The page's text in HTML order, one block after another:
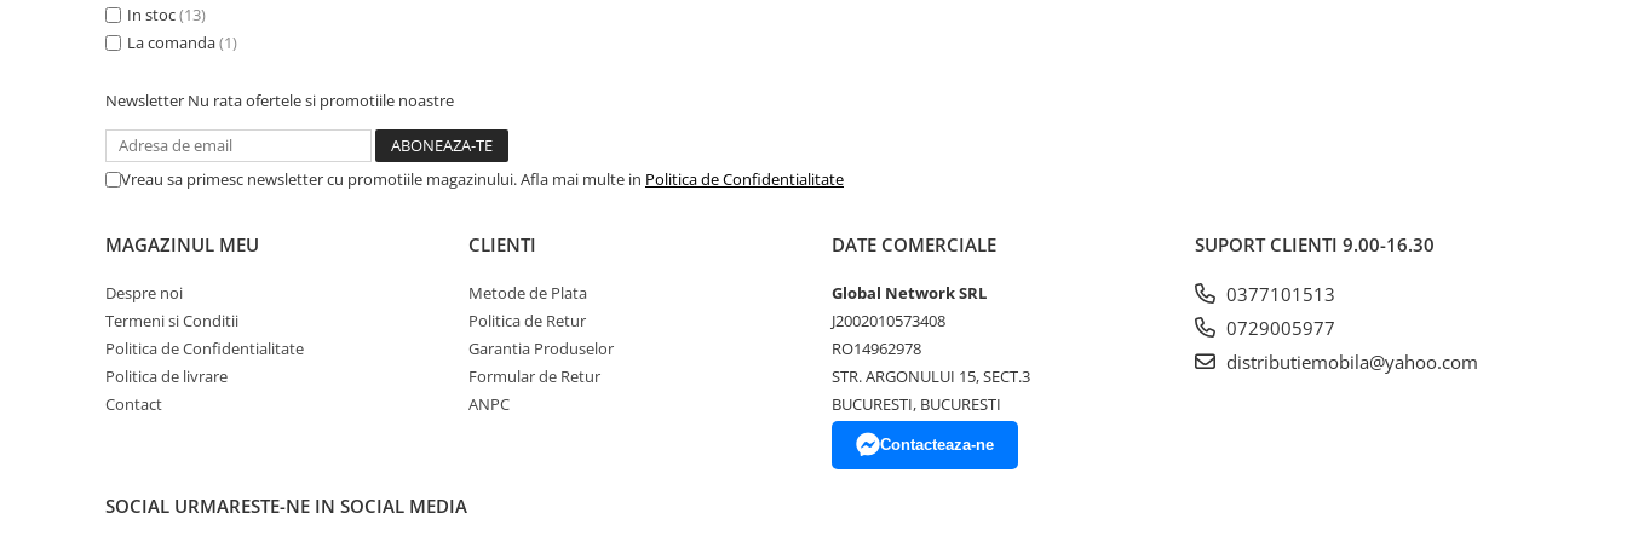
Mese gradinita
Set mese si scaune gradinita
Mobilier copii
Mobila camera copii
Scaune birou pentru copii
Paturi copii
Masa si scaune gradinita
Seturi comode living si dormitor
In stoc(13)
La comanda(1)
Newsletter Nu rata ofertele si promotiile noastre
Vreau sa primesc newsletter cu promotiile magazinului. Afla mai multe in Politica de Confidentialitate
MAGAZINUL MEU
Despre noi
Termeni si Conditii
Politica de Confidentialitate
Politica de livrare
Contact
CLIENTI
Metode de Plata
Politica de Retur
Garantia Produselor
Formular de Retur
ANPC
DATE COMERCIALE
Global Network SRL
J2002010573408
RO14962978
STR. ARGONULUI 15, SECT.3
BUCURESTI, BUCURESTI
Contacteaza-ne
SUPORT CLIENTI 9.00-16.30
0377101513
0729005977
distributiemobila@yahoo.com
SOCIAL URMARESTE-NE IN SOCIAL MEDIA